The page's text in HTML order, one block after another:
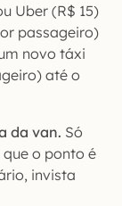
Uber (R$ 15)
passageiro)
novo táxi
até o
da van. Só
o ponto é
invista